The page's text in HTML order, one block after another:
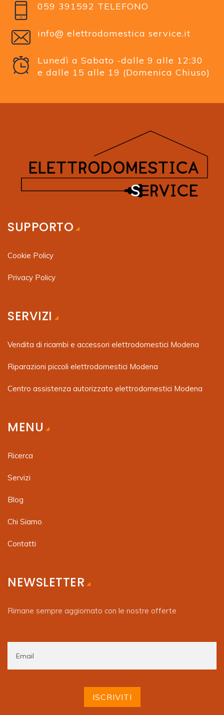
059 391592 TELEFONO
info@ elettrodomestica service.it
Lunedì a Sabato -dalle 9 alle 12:30
e dalle 15 alle 19 (Domenica Chiuso)
SUPPORTO
Cookie Policy
Privacy Policy
SERVIZI
Vendita di ricambi e accessori elettrodomestici Modena
Riparazioni piccoli elettrodomestici Modena
Centro assistenza autorizzato elettrodomestici Modena
MENU
Ricerca
Servizi
Blog
Chi Siamo
Contatti
NEWSLETTER
Rimane sempre aggiornato con le nostre offerte